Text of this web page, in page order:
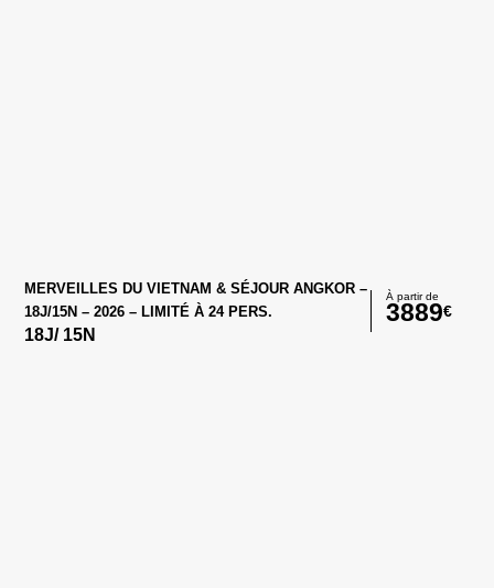
MERVEILLES DU VIETNAM & SÉJOUR ANGKOR –
18J/15N – 2026 – LIMITÉ À 24 PERS.
18J/ 15N
À partir de
3889€